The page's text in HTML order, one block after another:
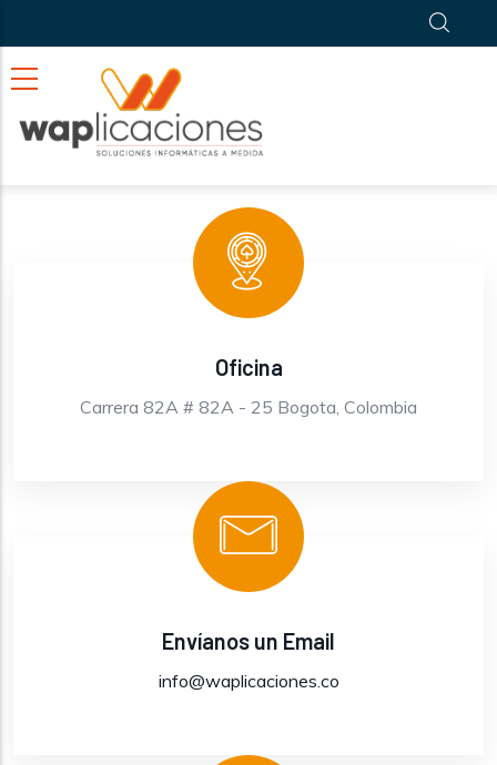
Oficina
Carrera 82A # 82A - 25 Bogota, Colombia
Envíanos un Email
info@waplicaciones.co